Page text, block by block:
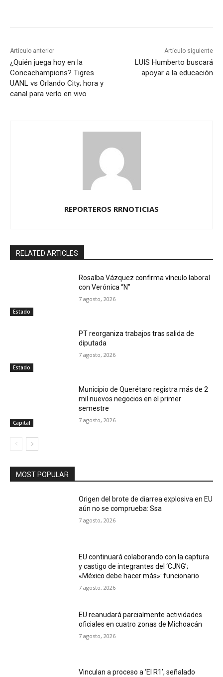
Artículo anterior
¿Quién juega hoy en la
Concachampions? Tigres
UANL vs Orlando City; hora y
canal para verlo en vivo
Artículo siguiente
LUIS Humberto buscará
apoyar a la educación
REPORTEROS RRNOTICIAS
RELATED ARTICLES
Estado
Rosalba Vázquez confirma vínculo laboral
con Verónica “N”
7 agosto, 2026
Estado
PT reorganiza trabajos tras salida de
diputada
7 agosto, 2026
Capital
Municipio de Querétaro registra más de 2
mil nuevos negocios en el primer
semestre
7 agosto, 2026
MOST POPULAR
Origen del brote de diarrea explosiva en EU
aún no se comprueba: Ssa
7 agosto, 2026
EU continuará colaborando con la captura
y castigo de integrantes del ‘CJNG’;
«México debe hacer más»: funcionario
7 agosto, 2026
EU reanudará parcialmente actividades
oficiales en cuatro zonas de Michoacán
7 agosto, 2026
Vinculan a proceso a ‘El R1’, señalado